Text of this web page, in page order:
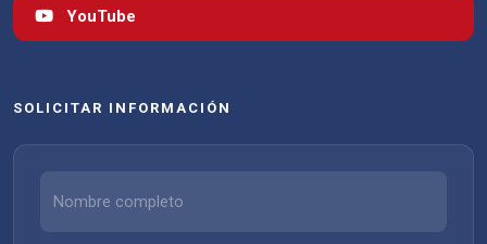
YouTube
SOLICITAR INFORMACIÓN